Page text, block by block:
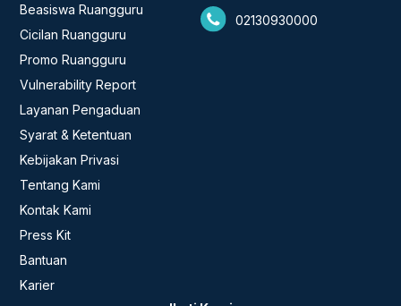
Beasiswa Ruangguru
Cicilan Ruangguru
Promo Ruangguru
Vulnerability Report
Layanan Pengaduan
Syarat & Ketentuan
Kebijakan Privasi
Tentang Kami
Kontak Kami
Press Kit
Bantuan
Karier
02130930000